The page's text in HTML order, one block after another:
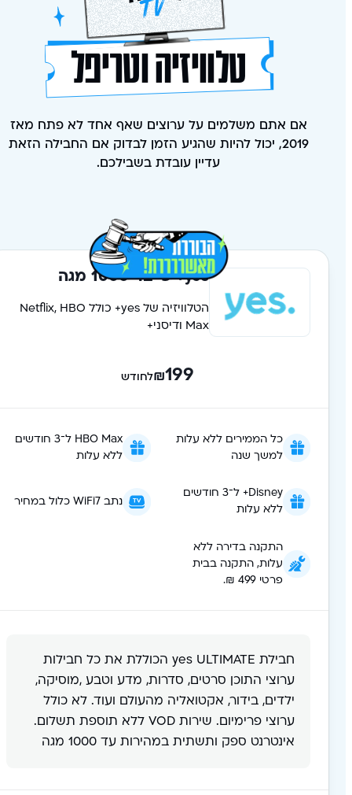
טלוויזיה וטריפל
אם אתם משלמים על ערוצים שאף אחד לא פתח מאז
2019, יכול להיות שהגיע הזמן לבדוק אם החבילה הזאת
עדיין עובדת בשבילכם.
yes+ פייבר 1000 מגה
הטלוויזיה של yes+ כולל Netflix, HBO
199
₪לחודש
כל הממירים ללא עלות
למשך שנה
HBO Max ל־3 חודשים
ללא עלות
Disney+ ל־3 חודשים
ללא עלות
נתב WiFi7 כלול במחיר
התקנה בדירה ללא
עלות, התקנה בבית
חבילת yes ULTIMATE הכוללת את ​​​​​​​​​​​​​​​​​​​כל חבילות
ערוצי התוכן סרטים, סדרות, מדע וטבע ,מוסיקה,
ילדים, בידור, אקטואליה מהעולם ועוד. לא כולל
ערוצי פרימיום. שירות VOD ללא תוספת תשלום. ​​​​​​​​​​​​​​​​​​​
אינטרנט ספק ותשתית במהירות עד 1000 מגה